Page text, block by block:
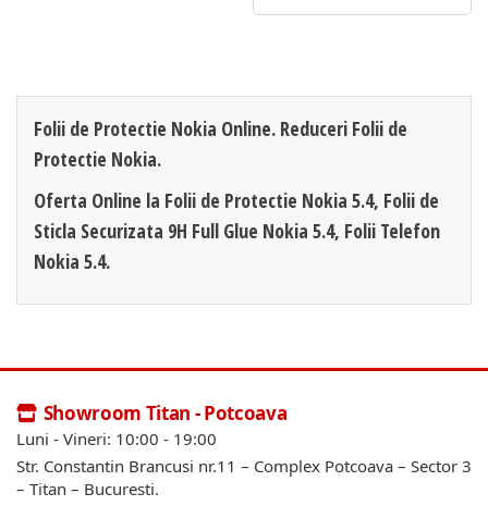
Folii de Protectie Nokia Online. Reduceri Folii de
Protectie Nokia.
Oferta Online la Folii de Protectie Nokia 5.4, Folii de
Sticla Securizata 9H Full Glue Nokia 5.4, Folii Telefon
Nokia 5.4.
Showroom Titan - Potcoava
Luni - Vineri: 10:00 - 19:00
Str. Constantin Brancusi nr.11 – Complex Potcoava – Sector 3
– Titan – Bucuresti.